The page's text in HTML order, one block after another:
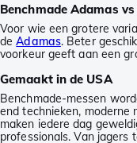
Benchmade Adamas
Voor wie een grotere
deAdamas. Beter
voorkeur geeft aan een
Gemaakt in de USA
Benchmade-messen
end technieken, moderne
maken iedere dag
professionals. Van jagers